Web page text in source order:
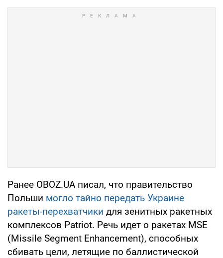
Ранее OBOZ.UA писал, что правительство
Польши могло тайно передать Украине
ракеты-перехватчики для зенитных ракетных
комплексов Patriot. Речь идет о ракетах MSE
(Missile Segment Enhancement), способных
сбивать цели, летящие по баллистической